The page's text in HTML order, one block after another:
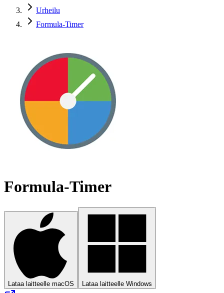
Urheilu
Formula-Timer
Formula-Timer
Lataa laitteelle macOS Lataa laitteelle Windows